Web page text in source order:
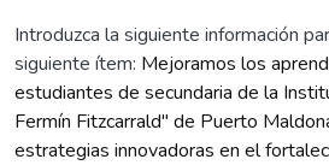
Introduzca la siguiente información
siguiente ítem: Mejoramos los
estudiantes de secundaria de la
Fermín Fitzcarrald" de Puerto
estrategias innovadoras en el